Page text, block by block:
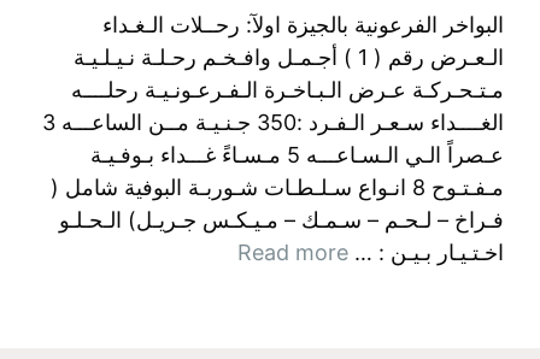
البواخر الفرعونية بالجيزة اولآ: رحــلات الـغـداء
الـعـرض رقم ( 1 ) أجـمـل وافـخـم رحـلـة نـيـلـيـة
مـتـحـركـة عـرض الـبـاخـرة الـفـرعـونـيـة رحلــــه
الغــــداء سـعـر الـفـرد :350 جـنـيـة مــن الساعـــه 3
عـصراً الـي الـسـاعـــه 5 مـسـاءً غـــداء بـوفـيـة
مـفـتـوح 8 انـواع سـلـطـات شـوربـة البوفية شامل (
فـراخ – لـحـم – سـمـك – مـيـكـس جـريـل) الـحـلـو
اخـتـيـار بـيـن : … Read more